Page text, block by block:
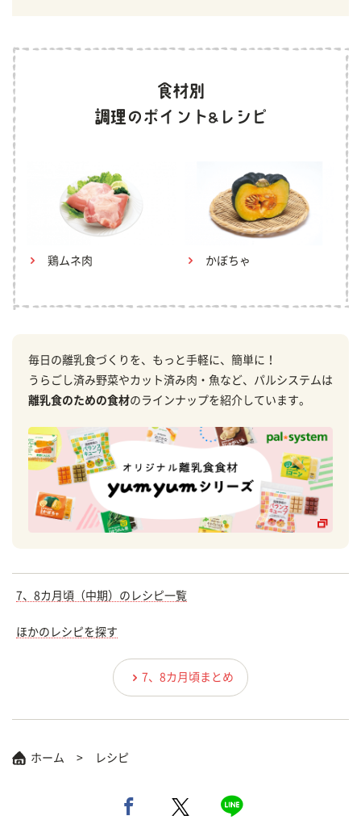
鶏ムネ肉 かぼちゃ
毎日の離乳食づくりを、もっと手軽に、簡単に！
うらごし済み野菜やカット済み肉・魚など、パルシステムは
離乳食のための食材のラインナップを紹介しています。
7、8カ月頃（中期）のレシピ一覧
ほかのレシピを探す
7、8カ月頃まとめ
ホーム レシピ